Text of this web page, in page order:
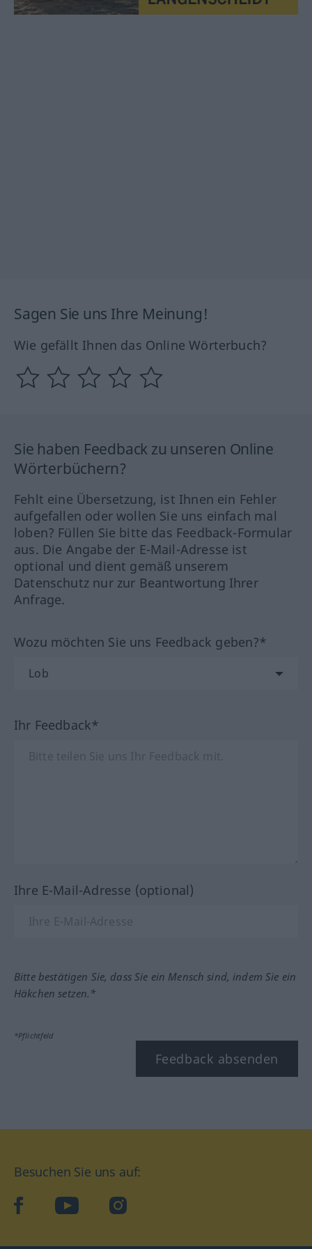
Sagen Sie uns Ihre Meinung!
Wie gefällt Ihnen das Online Wörterbuch?
Sie haben Feedback zu unseren Online
Wörterbüchern?
Fehlt eine Übersetzung, ist Ihnen ein Fehler
aufgefallen oder wollen Sie uns einfach mal
loben? Füllen Sie bitte das Feedback-Formular
aus. Die Angabe der E-Mail-Adresse ist
optional und dient gemäß unserem
Datenschutz nur zur Beantwortung Ihrer
Anfrage.
Wozu möchten Sie uns Feedback geben?*
Ihr Feedback*
Ihre E-Mail-Adresse (optional)
Bitte bestätigen Sie, dass Sie ein Mensch sind, indem Sie ein
Häkchen setzen.*
*Pflichtfeld
Feedback absenden
Besuchen Sie uns auf:
facebookYouTube Instagram